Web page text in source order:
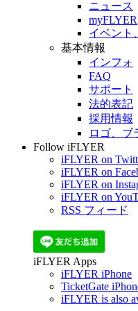
ニュース
myFLYER
イベント
基本情報
インフォ
FAQ
サポート
法的表記
採用情報
ロゴ、ブ
Follow iFLYER
iFLYER on
iFLYER on
iFLYER on
iFLYER on
RSS フィード
iFLYER Apps
iFLYER iPhone
TicketGate
iFLYER is also